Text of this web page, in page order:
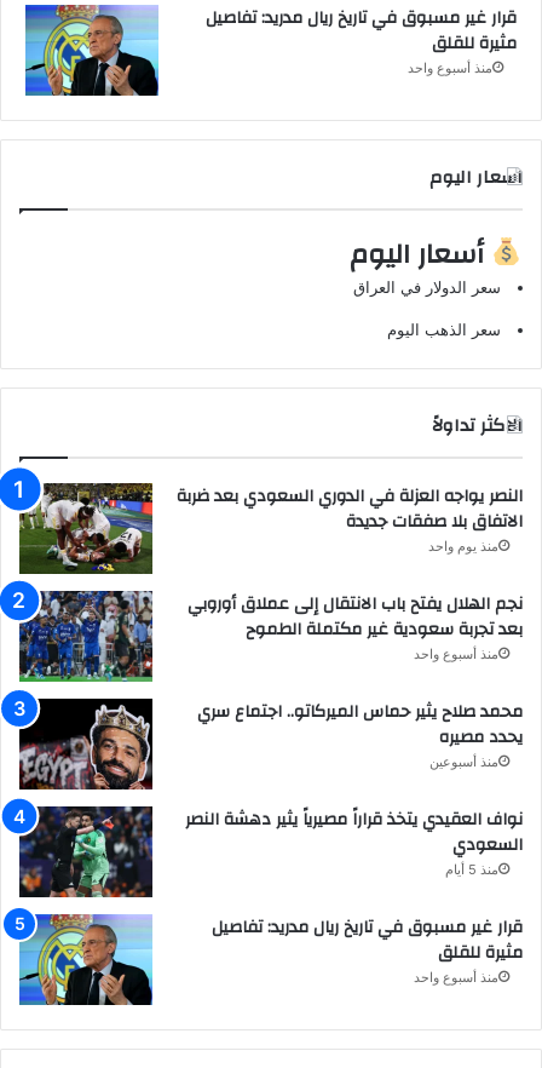
قرار غير مسبوق في تاريخ ريال مدريد: تفاصيل
مثيرة للقلق
منذ أسبوع واحد
اسعار اليوم
أسعار اليوم
سعر الدولار في العراق
سعر الذهب اليوم
الاكثر تداولاً
النصر يواجه العزلة في الدوري السعودي بعد ضربة
الاتفاق بلا صفقات جديدة
منذ يوم واحد
نجم الهلال يفتح باب الانتقال إلى عملاق أوروبي
بعد تجربة سعودية غير مكتملة الطموح
منذ أسبوع واحد
محمد صلاح يثير حماس الميركاتو.. اجتماع سري
يحدد مصيره
منذ أسبوعين
نواف العقيدي يتخذ قراراً مصيرياً يثير دهشة النصر
السعودي
منذ 5 أيام
قرار غير مسبوق في تاريخ ريال مدريد: تفاصيل
مثيرة للقلق
منذ أسبوع واحد